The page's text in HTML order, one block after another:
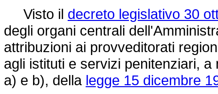
Visto il decreto legislativo 30
degli organi centrali
attribuzioni ai provveditorati
agli istituti e servizi penitenziari,
a) e b), della legge 15 dicembre